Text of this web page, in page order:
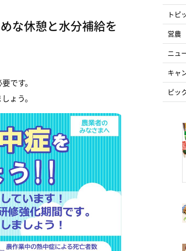
な休憩と水分補給を
です。
ょう。
トピ
営農
ニュ
キャ
ピッ